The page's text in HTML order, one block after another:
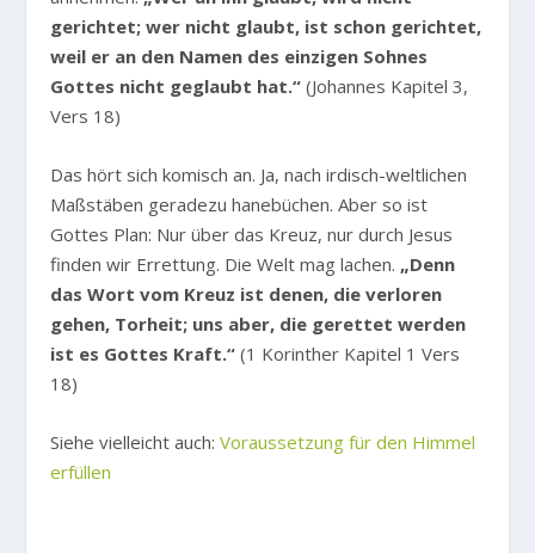
gerichtet; wer nicht glaubt, ist schon gerichtet,
weil er an den Namen des einzigen Sohnes
Gottes nicht geglaubt hat.“ (Johannes Kapitel 3,
Vers 18)
Das hört sich komisch an. Ja, nach irdisch-weltlichen
Maßstäben geradezu hanebüchen. Aber so ist
Gottes Plan: Nur über das Kreuz, nur durch Jesus
finden wir Errettung. Die Welt mag lachen. „Denn
das Wort vom Kreuz ist denen, die verloren
gehen, Torheit; uns aber, die gerettet werden
ist es Gottes Kraft.“ (1 Korinther Kapitel 1 Vers
18)
Siehe vielleicht auch:Voraussetzung für den Himmel
erfüllen